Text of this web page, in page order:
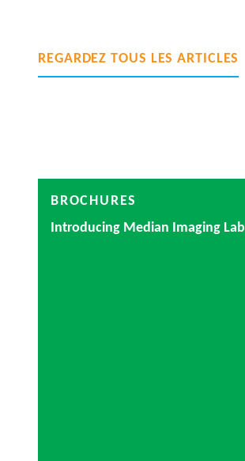
REGARDEZ TOUS LES ARTICLES
BROCHURES
Introducing Median Imaging Lab